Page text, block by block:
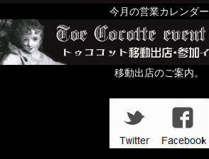
今月の営業カレンダー
移動出店のご案内。